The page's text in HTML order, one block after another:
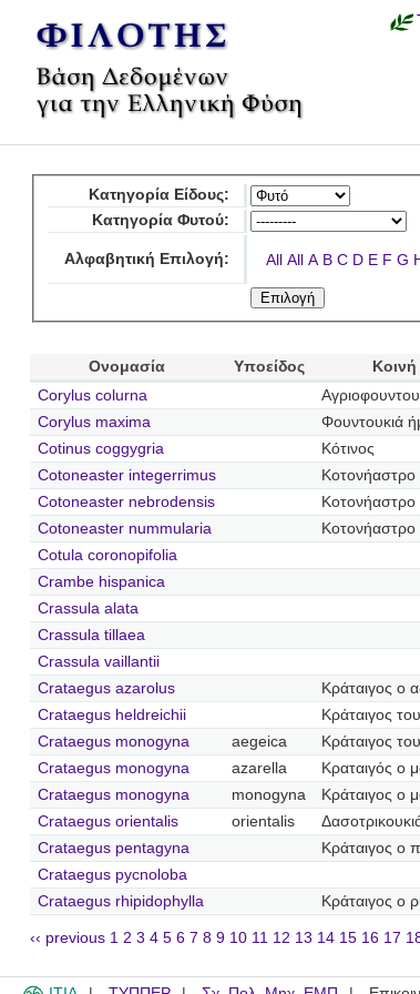
Κατηγορία Είδους:
Κατηγορία Φυτού:
Αλφαβητική Επιλογή: All All A B C D E F G
Ονομασία Υποείδος
Corylus colurna
Corylus maxima
Φουντουκιά
Cotinus coggygria
Κότινος
Cotoneaster integerrimus
Κοτονήαστρο
Cotoneaster nebrodensis
Κοτονήαστρο
Cotoneaster nummularia
Κοτονήαστρο
Cotula coronopifolia
Crambe hispanica
Crassula alata
Crassula tillaea
Crassula vaillantii
Crataegus azarolus
Κράταιγος ο
Crataegus heldreichii
Κράταιγος
Crataegus monogyna
aegeica
Κράταιγος
Crataegus monogyna
azarella
Κραταιγός ο
Crataegus monogyna
monogyna
Κράταιγος ο
Crataegus orientalis
orientalis
Crataegus pentagyna
Κράταιγος ο
Crataegus pycnoloba
Crataegus rhipidophylla
Κράταιγος ο
‹‹ previous 1 2 3 4 5 6 7 8 9 10 11 12 13 14 15 16 17